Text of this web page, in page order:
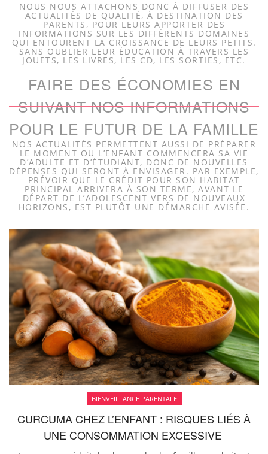
NOUS NOUS ATTACHONS DONC À DIFFUSER DES
ACTUALITÉS DE QUALITÉ, À DESTINATION DES
PARENTS, POUR LEURS APPORTER DES
INFORMATIONS SUR LES DIFFÉRENTS DOMAINES
QUI ENTOURENT LA CROISSANCE DE LEURS PETITS.
SANS OUBLIER LEUR ÉDUCATION À TRAVERS LES
JOUETS, LES LIVRES, LES CD, LES SORTIES, ETC.
FAIRE DES ÉCONOMIES EN
SUIVANT NOS INFORMATIONS
POUR LE FUTUR DE LA FAMILLE
NOS ACTUALITÉS PERMETTENT AUSSI DE PRÉPARER
LE MOMENT OU L’ENFANT COMMENCERA SA VIE
D’ADULTE ET D’ÉTUDIANT, DONC DE NOUVELLES
DÉPENSES QUI SERONT À ENVISAGER. PAR EXEMPLE,
PRÉVOIR QUE LE CRÉDIT POUR SON HABITAT
PRINCIPAL ARRIVERA À SON TERME, AVANT LE
DÉPART DE L’ADOLESCENT VERS DE NOUVEAUX
HORIZONS, EST PLUTÔT UNE DÉMARCHE AVISÉE.
BIENVEILLANCE PARENTALE
CURCUMA CHEZ L’ENFANT : RISQUES LIÉS À
UNE CONSOMMATION EXCESSIVE